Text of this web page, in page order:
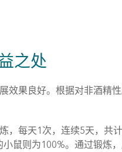
之处
效果良好。根据对非酒精
，每天1次，连续5天，共
鼠则为100%。通过锻炼，